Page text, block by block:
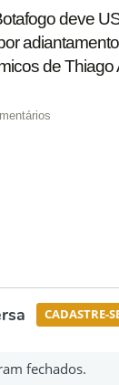
deve
de Thiago